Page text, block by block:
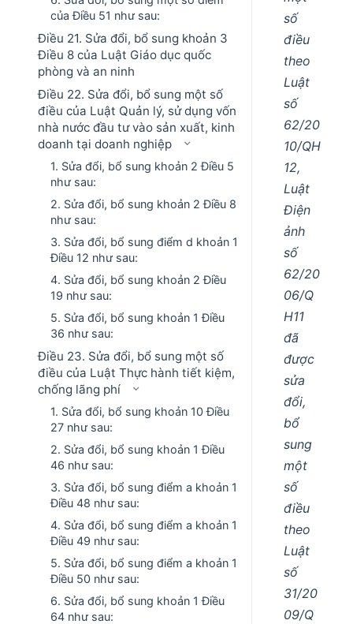
của Điều 51 như sau:
Điều 21. Sửa đổi, bổ sung khoản 3
Điều 8 của Luật Giáo dục quốc
phòng và an ninh
Điều 22. Sửa đổi, bổ sung một số
điều của Luật Quản lý, sử dụng vốn
nhà nước đầu tư vào sản xuất, kinh
doanh tại doanh nghiệp
1. Sửa đổi, bổ sung khoản 2 Điều 5
như sau:
2. Sửa đổi, bổ sung khoản 2 Điều 8
như sau:
3. Sửa đổi, bổ sung điểm d khoản 1
Điều 12 như sau:
4. Sửa đổi, bổ sung khoản 2 Điều
19 như sau:
5. Sửa đổi, bổ sung khoản 1 Điều
36 như sau:
Điều 23. Sửa đổi, bổ sung một số
điều của Luật Thực hành tiết kiệm,
chống lãng phí
1. Sửa đổi, bổ sung khoản 10 Điều
27 như sau:
2. Sửa đổi, bổ sung khoản 1 Điều
46 như sau:
3. Sửa đổi, bổ sung điểm a khoản 1
Điều 48 như sau:
4. Sửa đổi, bổ sung điểm a khoản 1
Điều 49 như sau:
5. Sửa đổi, bổ sung điểm a khoản 1
Điều 50 như sau:
6. Sửa đổi, bổ sung khoản 1 Điều
64 như sau:
số
điều
theo
Luật
số
62/20
10/QH
12,
Luật
Điện
ảnh
số
62/20
06/Q
H11
đã
được
sửa
đổi,
bổ
sung
một
số
điều
theo
Luật
số
31/20
09/Q